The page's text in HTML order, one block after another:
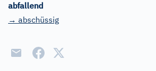
abfallend
→ abschüssig